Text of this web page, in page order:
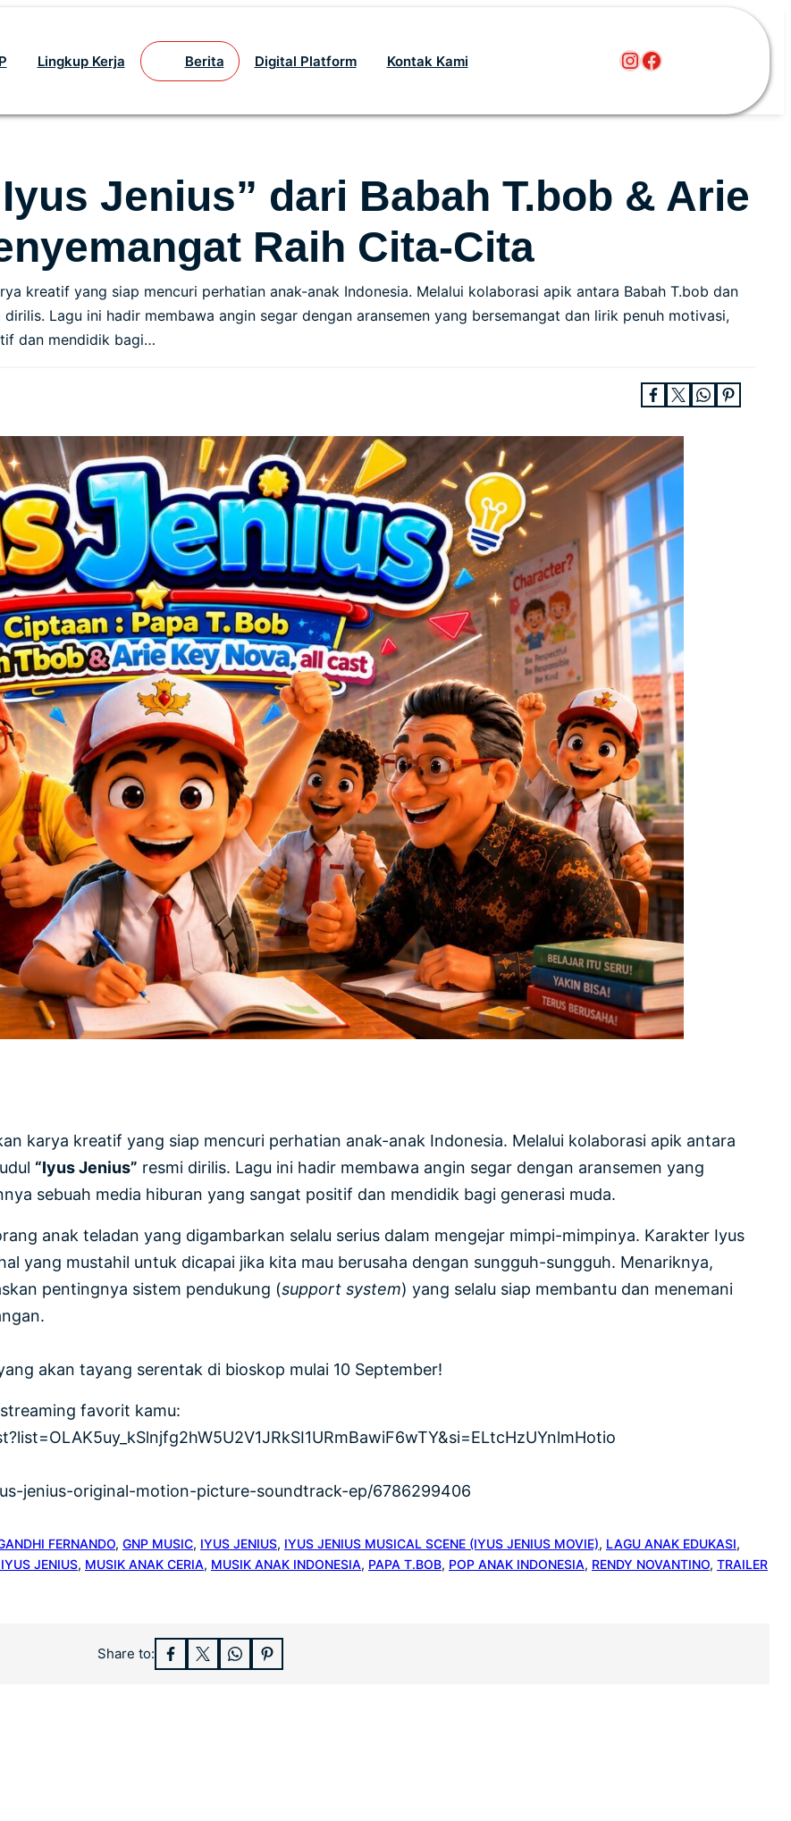
Lingkup Kerja Berita Digital Platform Kontak Kami Instagram
Facebook
Jenius” dari Babah T.bob & Arie
Raih Cita-Cita
kreatif yang siap mencuri perhatian anak-anak Indonesia. Melalui kolaborasi apik antara Babah T.bob dan
Lagu ini hadir membawa angin segar dengan aransemen yang bersemangat dan lirik penuh motivasi,
dan mendidik bagi…
karya kreatif yang siap mencuri perhatian anak-anak Indonesia. Melalui kolaborasi apik antara
“Iyus Jenius” resmi dirilis. Lagu ini hadir membawa angin segar dengan aransemen yang
sebuah media hiburan yang sangat positif dan mendidik bagi generasi muda.
anak teladan yang digambarkan selalu serius dalam mengejar mimpi-mimpinya. Karakter Iyus
yang mustahil untuk dicapai jika kita mau berusaha dengan sungguh-sungguh. Menariknya,
pentingnya sistem pendukung (support system) yang selalu siap membantu dan menemani
akan tayang serentak di bioskop mulai 10 September!
favorit kamu:
jenius-original-motion-picture-soundtrack-ep/6786299406
FERNANDO, GNP MUSIC, IYUS JENIUS, IYUS JENIUS MUSICAL SCENE (IYUS JENIUS MOVIE), LAGU ANAK EDUKASI
JENIUS, MUSIK ANAK CERIA, MUSIK ANAK INDONESIA, PAPA T.BOB, POP ANAK INDONESIA, RENDY NOVANTINO, TRAILER
Share to: